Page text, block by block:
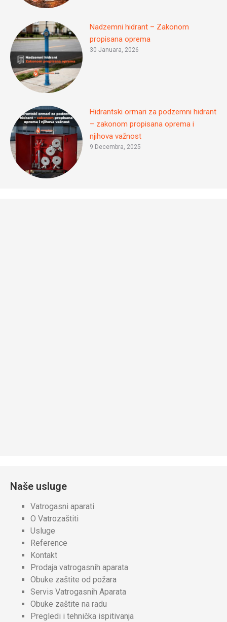
Nadzemni hidrant – Zakonom
propisana oprema
30 Januara, 2026
Hidrantski ormari za podzemni hidrant
– zakonom propisana oprema i
njihova važnost
9 Decembra, 2025
Naše usluge
Vatrogasni aparati
O Vatrozaštiti
Usluge
Reference
Kontakt
Prodaja vatrogasnih aparata
Obuke zaštite od požara
Servis Vatrogasnih Aparata
Obuke zaštite na radu
Pregledi i tehnička ispitivanja